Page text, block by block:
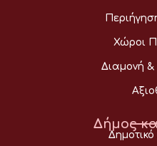
Χώροι
Διαμονή &
Δήμος